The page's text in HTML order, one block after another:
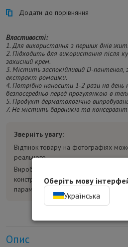
Додати до порівняння
Властивості:
1. Для використання з перших днів
2. Підходить для використання після
захисний крем.
3. Містить заспокійливий D-
екстракт ромашки.
4. Потрібно наносити 1-2 рази на день
безпосередньо перед прогулянкою в
5. Продукт дерматологічно
7. Не містить барвників та
Зверніть увагу:
Відтінок товару на фотографіях
реального.
Виробник може без попереднього
конструкцію, комплектацію та
параметри уточнюйте у
Опис
Оберіть мову
Українська